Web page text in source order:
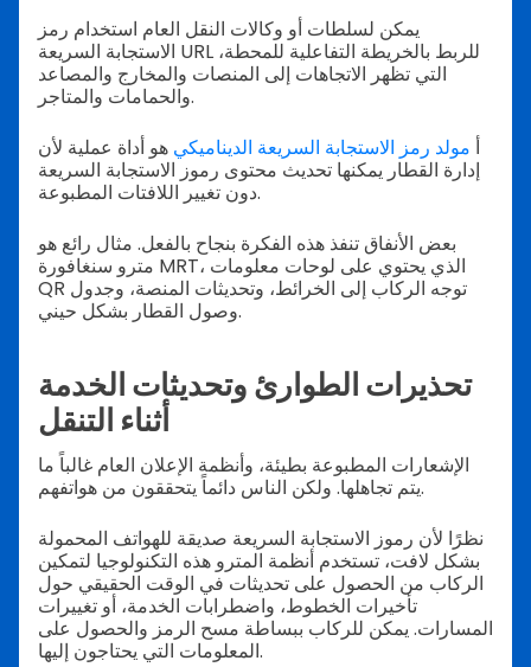
يمكن لسلطات أو وكالات النقل العام استخدام رمز
الاستجابة السريعة URL للربط بالخريطة التفاعلية للمحطة،
التي تظهر الاتجاهات إلى المنصات والمخارج والمصاعد
والحمامات والمتاجر.
أ مولد رمز الاستجابة السريعة الديناميكي هو أداة عملية لأن
إدارة القطار يمكنها تحديث محتوى رموز الاستجابة السريعة
دون تغيير اللافتات المطبوعة.
بعض الأنفاق تنفذ هذه الفكرة بنجاح بالفعل. مثال رائع هو
مترو سنغافورة MRT، الذي يحتوي على لوحات معلومات
QR توجه الركاب إلى الخرائط، وتحديثات المنصة، وجدول
وصول القطار بشكل حيني.
تحذيرات الطوارئ وتحديثات الخدمة
أثناء التنقل
الإشعارات المطبوعة بطيئة، وأنظمة الإعلان العام غالباً ما
يتم تجاهلها. ولكن الناس دائماً يتحققون من هواتفهم.
نظرًا لأن رموز الاستجابة السريعة صديقة للهواتف المحمولة
بشكل لافت، تستخدم أنظمة المترو هذه التكنولوجيا لتمكين
الركاب من الحصول على تحديثات في الوقت الحقيقي حول
تأخيرات الخطوط، واضطرابات الخدمة، أو تغييرات
المسارات. يمكن للركاب ببساطة مسح الرمز والحصول على
المعلومات التي يحتاجون إليها.